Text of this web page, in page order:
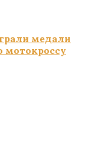
медали
мотокроссу